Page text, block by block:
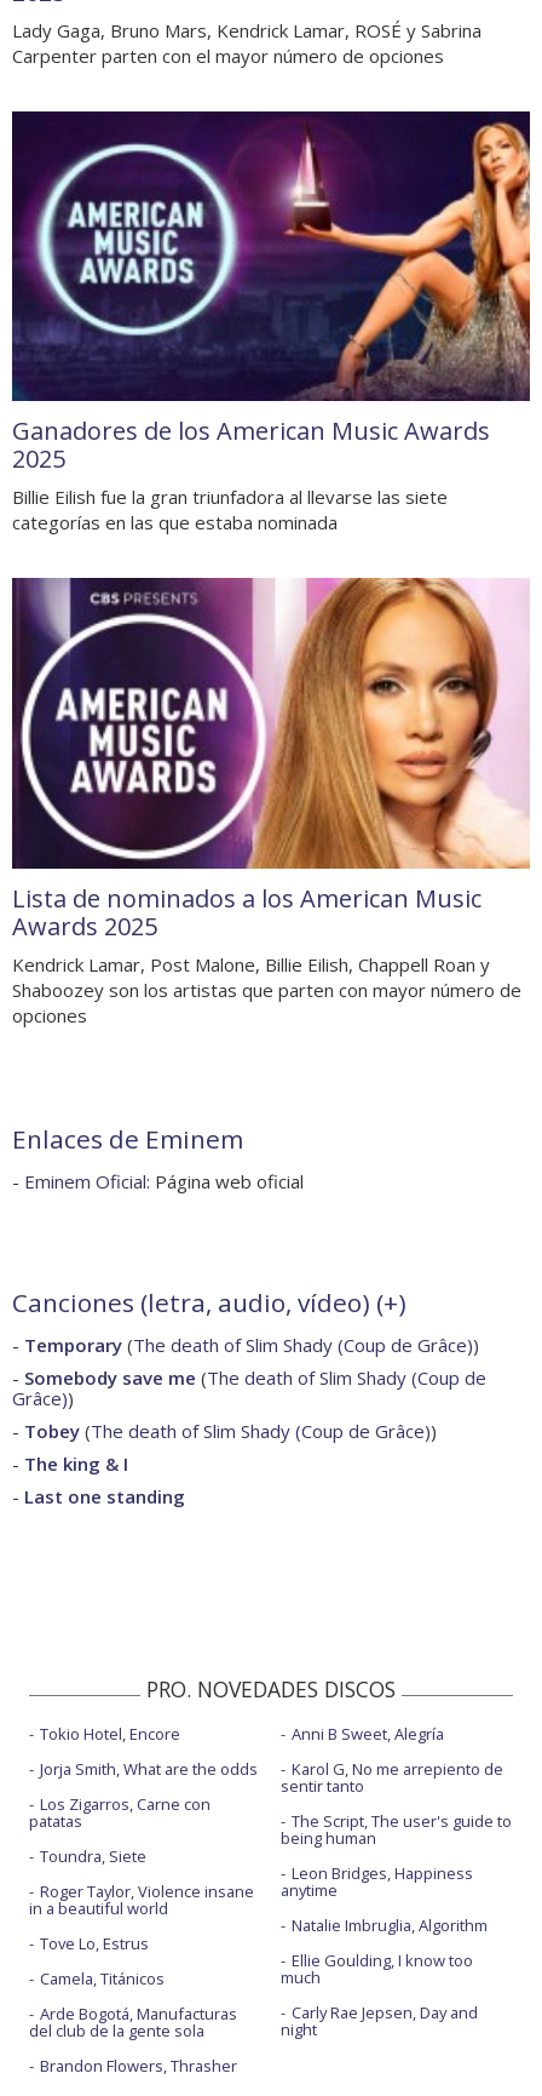
Lady Gaga, Bruno Mars, Kendrick Lamar, ROSÉ y Sabrina
Carpenter parten con el mayor número de opciones
Ganadores de los American Music Awards
2025
Billie Eilish fue la gran triunfadora al llevarse las siete
categorías en las que estaba nominada
Lista de nominados a los American Music
Awards 2025
Kendrick Lamar, Post Malone, Billie Eilish, Chappell Roan y
Shaboozey son los artistas que parten con mayor número de
opciones
Enlaces de Eminem
- Eminem Oficial: Página web oficial
Canciones (letra, audio, vídeo) (+)
- Temporary (The death of Slim Shady (Coup de Grâce))
- Somebody save me (The death of Slim Shady (Coup de
Grâce))
- Tobey (The death of Slim Shady (Coup de Grâce))
- The king & I
- Last one standing
PRO. NOVEDADES DISCOS
Tokio Hotel, Encore
Jorja Smith, What are the odds
Los Zigarros, Carne con
patatas
Toundra, Siete
Roger Taylor, Violence insane
in a beautiful world
Tove Lo, Estrus
Camela, Titánicos
Arde Bogotá, Manufacturas
del club de la gente sola
Brandon Flowers, Thrasher
Anni B Sweet, Alegría
Karol G, No me arrepiento de
sentir tanto
The Script, The user's guide to
being human
Leon Bridges, Happiness
anytime
Natalie Imbruglia, Algorithm
Ellie Goulding, I know too
much
Carly Rae Jepsen, Day and
night